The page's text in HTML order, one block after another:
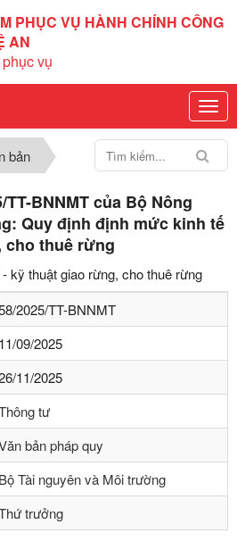
PHỤC VỤ HÀNH CHÍNH CÔNG
AN
vụ
bản
BNNMT của Bộ Nông
Quy định định mức kinh tế
cho thuê rừng
kỹ thuật giao rừng, cho thuê rừng
2025/TT-BNNMT
11/09/2025
11/2025
tư
bản pháp quy
Bộ Tài nguyên và Môi trường
trưởng